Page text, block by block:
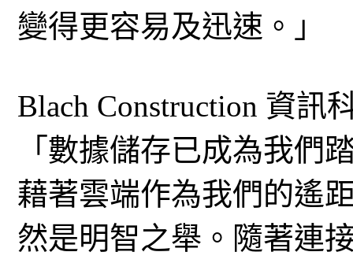
變得更容易及迅速。」
Blach Construction 資訊
「數據儲存已成為我們
藉著雲端作為我們的遙
然是明智之舉。隨著連